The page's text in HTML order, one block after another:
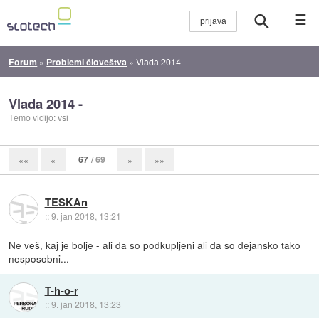
☰
Forum » Problemi človeštva »Vlada 2014 -
Vlada 2014 -
Temo vidijo: vsi
«« « 67 / 69 » »»
TESKAn
::9. jan 2018, 13:21
Ne veš, kaj je bolje - ali da so podkupljeni ali da so dejansko tako
nesposobni...
T-h-o-r
::9. jan 2018, 13:23